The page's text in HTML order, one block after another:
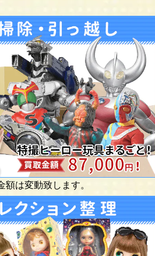
は変動致します。